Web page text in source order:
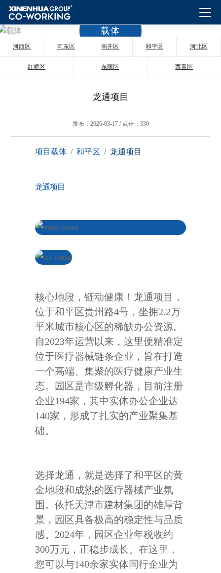
载体
河西区 河东区 南开区 和平区 河北区
红桥区 东丽区 西青区
龙通项目
发布：2026-03-17 / 点击：330
项目载体 和平区 龙通项目
龙通项目
核心地段，链动健康！龙通项目，
位于和平区贵州路4号，坐拥2.2万
平米城市核心区的稀缺办公资源。
自2023年运营以来，这里便精准定
位于医疗器械链条企业，旨在打造
一个高端、集聚的医疗健康产业生
态。园区是市级孵化器，目前注册
企业194家，其中实体办公企业达
140家，形成了扎实的产业聚集基
础。
选择龙通，就是选择了和平区的黄
金地段和成熟的医疗器械产业氛
围。依托天津市建材集团的雄厚背
景，园区具备极高的稳定性与品质
感。2024年，园区企业年税收约
300万元，正稳步成长。在这里，
您可以与140余家实体同行企业为